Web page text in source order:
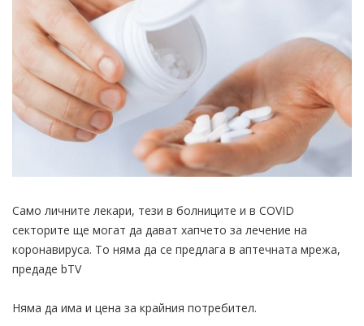
Само личните лекари, тези в болниците и в COVID
секторите ще могат да дават хапчето за лечение на
коронавируса. То няма да се предлага в аптечната мрежа,
предаде bTV
Няма да има и цена за крайния потребител.